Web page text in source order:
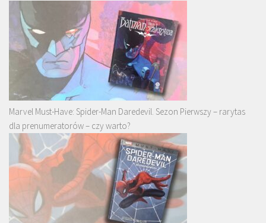
Marvel Must-Have: Spider-Man Daredevil. Sezon Pierwszy – rarytas
dla prenumeratorów – czy warto?